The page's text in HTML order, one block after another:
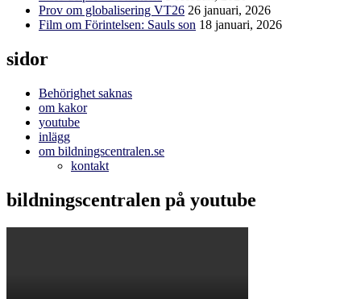
Prov om globalisering VT26 26 januari, 2026
Film om Förintelsen: Sauls son 18 januari, 2026
sidor
Behörighet saknas
om kakor
youtube
inlägg
om bildningscentralen.se
kontakt
bildningscentralen på youtube